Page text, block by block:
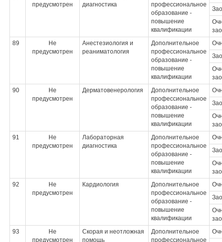
предусмотрен
диагностика
профессиональное
образование -
повышение
квалификации
89
Не
предусмотрен
Анестезиология и
реаниматология
Дополнительное
профессиональное
образование -
повышение
квалификации
90
Не
предусмотрен
Дерматовенерология
Дополнительное
профессиональное
образование -
повышение
квалификации
91
Не
предусмотрен
Лабораторная
диагностика
Дополнительное
профессиональное
образование -
повышение
квалификации
92
Не
предусмотрен
Кардиология
Дополнительное
профессиональное
образование -
повышение
квалификации
93
Не
предусмотрен
Скорая и неотложная
помощь
Дополнительное
профессиональное